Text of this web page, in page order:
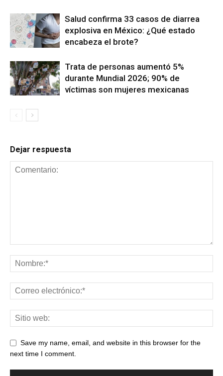
Salud confirma 33 casos de diarrea
explosiva en México: ¿Qué estado
encabeza el brote?
Trata de personas aumentó 5%
durante Mundial 2026; 90% de
víctimas son mujeres mexicanas
Dejar respuesta
Save my name, email, and website in this browser for the
next time I comment.